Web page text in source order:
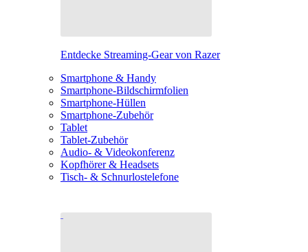
Entdecke Streaming-Gear von Razer
Smartphone & Handy
Smartphone-Bildschirmfolien
Smartphone-Hüllen
Smartphone-Zubehör
Tablet
Tablet-Zubehör
Audio- & Videokonferenz
Kopfhörer & Headsets
Tisch- & Schnurlostelefone